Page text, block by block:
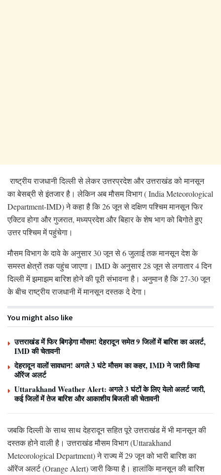
राष्ट्रीय राजधानी दिल्ली से लेकर उत्तरप्रदेश और उत्तराखंड को मानसून
का बेसब्री से इंतजार है। लेकिन अब मौसम विभाग ( India Meteorological
Department-IMD) ने कहा है कि 26 जून से दक्षिण पश्चिम मानसून फिर
एक्टिव होगा और गुजरात, मध्यप्रदेश और बिहार के शेष भाग को बिगोते हुए
उत्तर पश्चिम में पहुंचेगा।
मौसम विभाग के दावे के अनुसार 30 जून से 6 जुलाई तक मानसून देश के
समस्त क्षेत्रों तक पहुंच जाएगा। IMD के अनुसार 28 जून से लगातार 4 दिन
दिल्ली में झमाझम बारिश होने की पूरी संभावना है। अनुमान है कि 27-30 जून
के बीच राष्ट्रीय राजधानी में मानसून दस्तक दे देगा।
You might also like
उत्तराखंड में फिर बिगड़ेगा मौसम! देहरादून समेत 9 जिलों में बारिश का अलर्ट,
IMD की चेतावनी
देहरादून वालों सावधान! अगले 3 घंटे मौसम का कहर, IMD ने जारी किया
ऑरेंज अलर्ट
Uttarakhand Weather Alert: अगले 3 घंटों के लिए येलो अलर्ट जारी,
कई जिलों में तेज बारिश और आकाशीय बिजली की चेतावनी
जबकि दिल्ली के साथ साथ देहरादून सहित पूरे उत्तराखंड में भी मानसून की
दस्तक होने वाली है। उत्तराखंड मौसम विभाग (Uttarakhand
Meteorological Department) ने राज्य में 29 जून को भारी बारिश का
ऑरेंज अलर्ट (Orange Alert) जारी किया है। हालांकि मानसून की बारिश